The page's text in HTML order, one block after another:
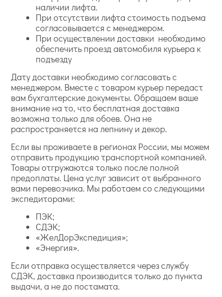
наличии лифта.
При отсутствии лифта стоимость подъема
согласовывается с менеджером.
При осуществлении доставки необходимо
обеспечить проезд автомобиля курьера к
подъезду
Дату доставки необходимо согласовать с
менеджером. Вместе с товаром курьер передаст
вам бухгалтерские документы. Обращаем ваше
внимание на то, что бесплатная доставка
возможна только для обоев. Она не
распространяется на лепнину и декор.
Если вы проживаете в регионах России, мы можем
отправить продукцию транспортной компанией.
Товары отгружаются только после полной
предоплаты. Цена услуг зависит от выбранного
вами перевозчика. Мы работаем со следующими
экспедиторами:
ПЭК;
СДЭК;
«ЖелДорЭкспедиция»;
«Энергия».
Если отправка осуществляется через службу
СДЭК, доставка производится только до пункта
выдачи, а не до постамата.